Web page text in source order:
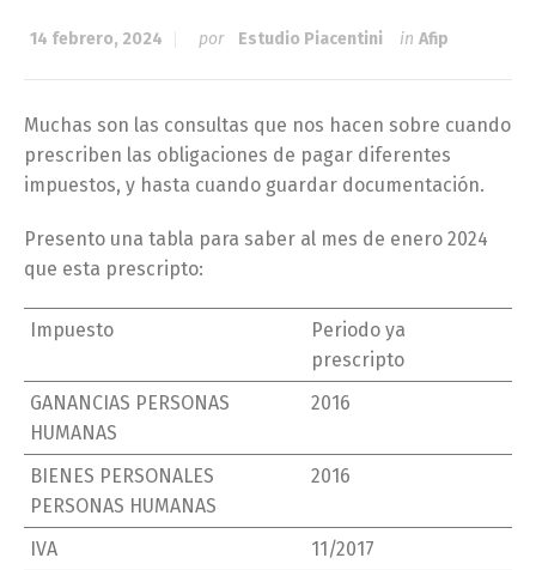
14 febrero, 2024 por Estudio Piacentini in Afip
Muchas son las consultas que nos hacen sobre cuando
prescriben las obligaciones de pagar diferentes
impuestos, y hasta cuando guardar documentación.
Presento una tabla para saber al mes de enero 2024
que esta prescripto:
Impuesto
Periodo ya
prescripto
GANANCIAS PERSONAS
HUMANAS
2016
BIENES PERSONALES
PERSONAS HUMANAS
2016
IVA
11/2017